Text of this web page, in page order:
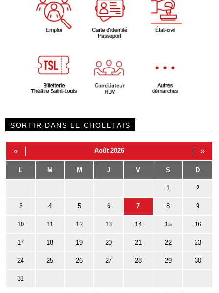
SORTIR DANS LE CHOLETAIS
« Août 2026 »
L M M J V S D
1 2
3 4 5 6 7 8 9
10 11 12 13 14 15 16
17 18 19 20 21 22 23
24 25 26 27 28 29 30
31